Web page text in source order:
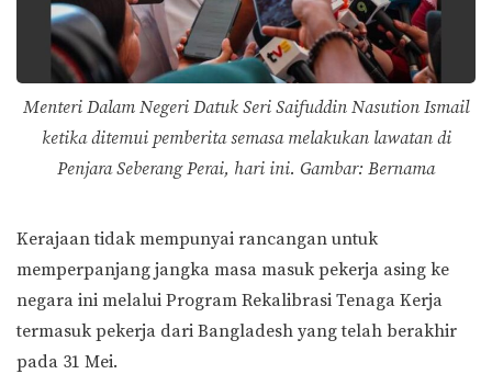
Menteri Dalam Negeri Datuk Seri Saifuddin Nasution Ismail
ketika ditemui pemberita semasa melakukan lawatan di
Penjara Seberang Perai, hari ini. Gambar: Bernama
Kerajaan tidak mempunyai rancangan untuk
memperpanjang jangka masa masuk pekerja asing ke
negara ini melalui Program Rekalibrasi Tenaga Kerja
termasuk pekerja dari Bangladesh yang telah berakhir
pada 31 Mei.